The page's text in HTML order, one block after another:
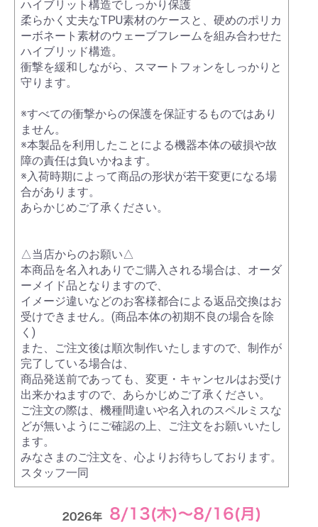
ハイブリット構造でしっかり保護
柔らかく丈夫なTPU素材のケースと、硬めのポリカ
ーボネート素材のウェーブフレームを組み合わせた
ハイブリッド構造。
衝撃を緩和しながら、スマートフォンをしっかりと
守ります。
※すべての衝撃からの保護を保証するものではあり
ません。
※本製品を利用したことによる機器本体の破損や故
障の責任は負いかねます。
※入荷時期によって商品の形状が若干変更になる場
合があります。
あらかじめご了承ください。
△当店からのお願い△
本商品を名入れありでご購入される場合は、オーダ
ーメイド品となりますので、
イメージ違いなどのお客様都合による返品交換はお
受けできません。(商品本体の初期不良の場合を除
く)
また、ご注文後は順次制作いたしますので、制作が
完了している場合は、
商品発送前であっても、変更・キャンセルはお受け
出来かねますので、あらかじめご了承ください。
ご注文の際は、機種間違いや名入れのスペルミスな
どが無いようにご確認の上、ご注文をお願いいたし
ます。
みなさまのご注文を、心よりお待ちしております。
スタッフ一同